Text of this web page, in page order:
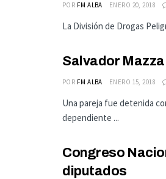
POR FM ALBA ENERO 20, 2018
La División de Drogas
Salvador
POR FM ALBA ENERO 15, 2018
Una pareja fue detenida
dependiente ...
Congreso
diputados